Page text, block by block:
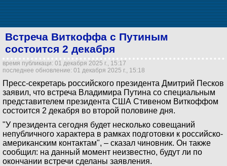
Встреча Виткоффа с Путиным
состоится 2 декабря
время публикаци: 01 декабря 2025 г., 15:17
последнее обновление: 01 декабря 2025 г., 15:18
Пресс-секретарь российского президента Дмитрий Песков
заявил, что встреча Владимира Путина со специальным
представителем президента США Стивеном Виткоффом
состоится 2 декабря во второй половине дня.
"У президента сегодня будет несколько совещаний
непубличного характера в рамках подготовки к российско-
американским контактам", – сказал чиновник. Он также
сообщил: на данный момент неизвестно, будут ли по
окончании встречи сделаны заявления.